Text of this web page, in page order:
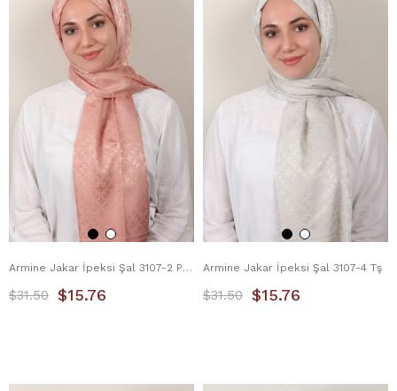
Armine Jakar İpeksi Şal 3107-2 Pastel Pembe
$15.76
$31.50
Armine Jakar İpeksi Şal 3107-4 Tş
$15.76
$31.50